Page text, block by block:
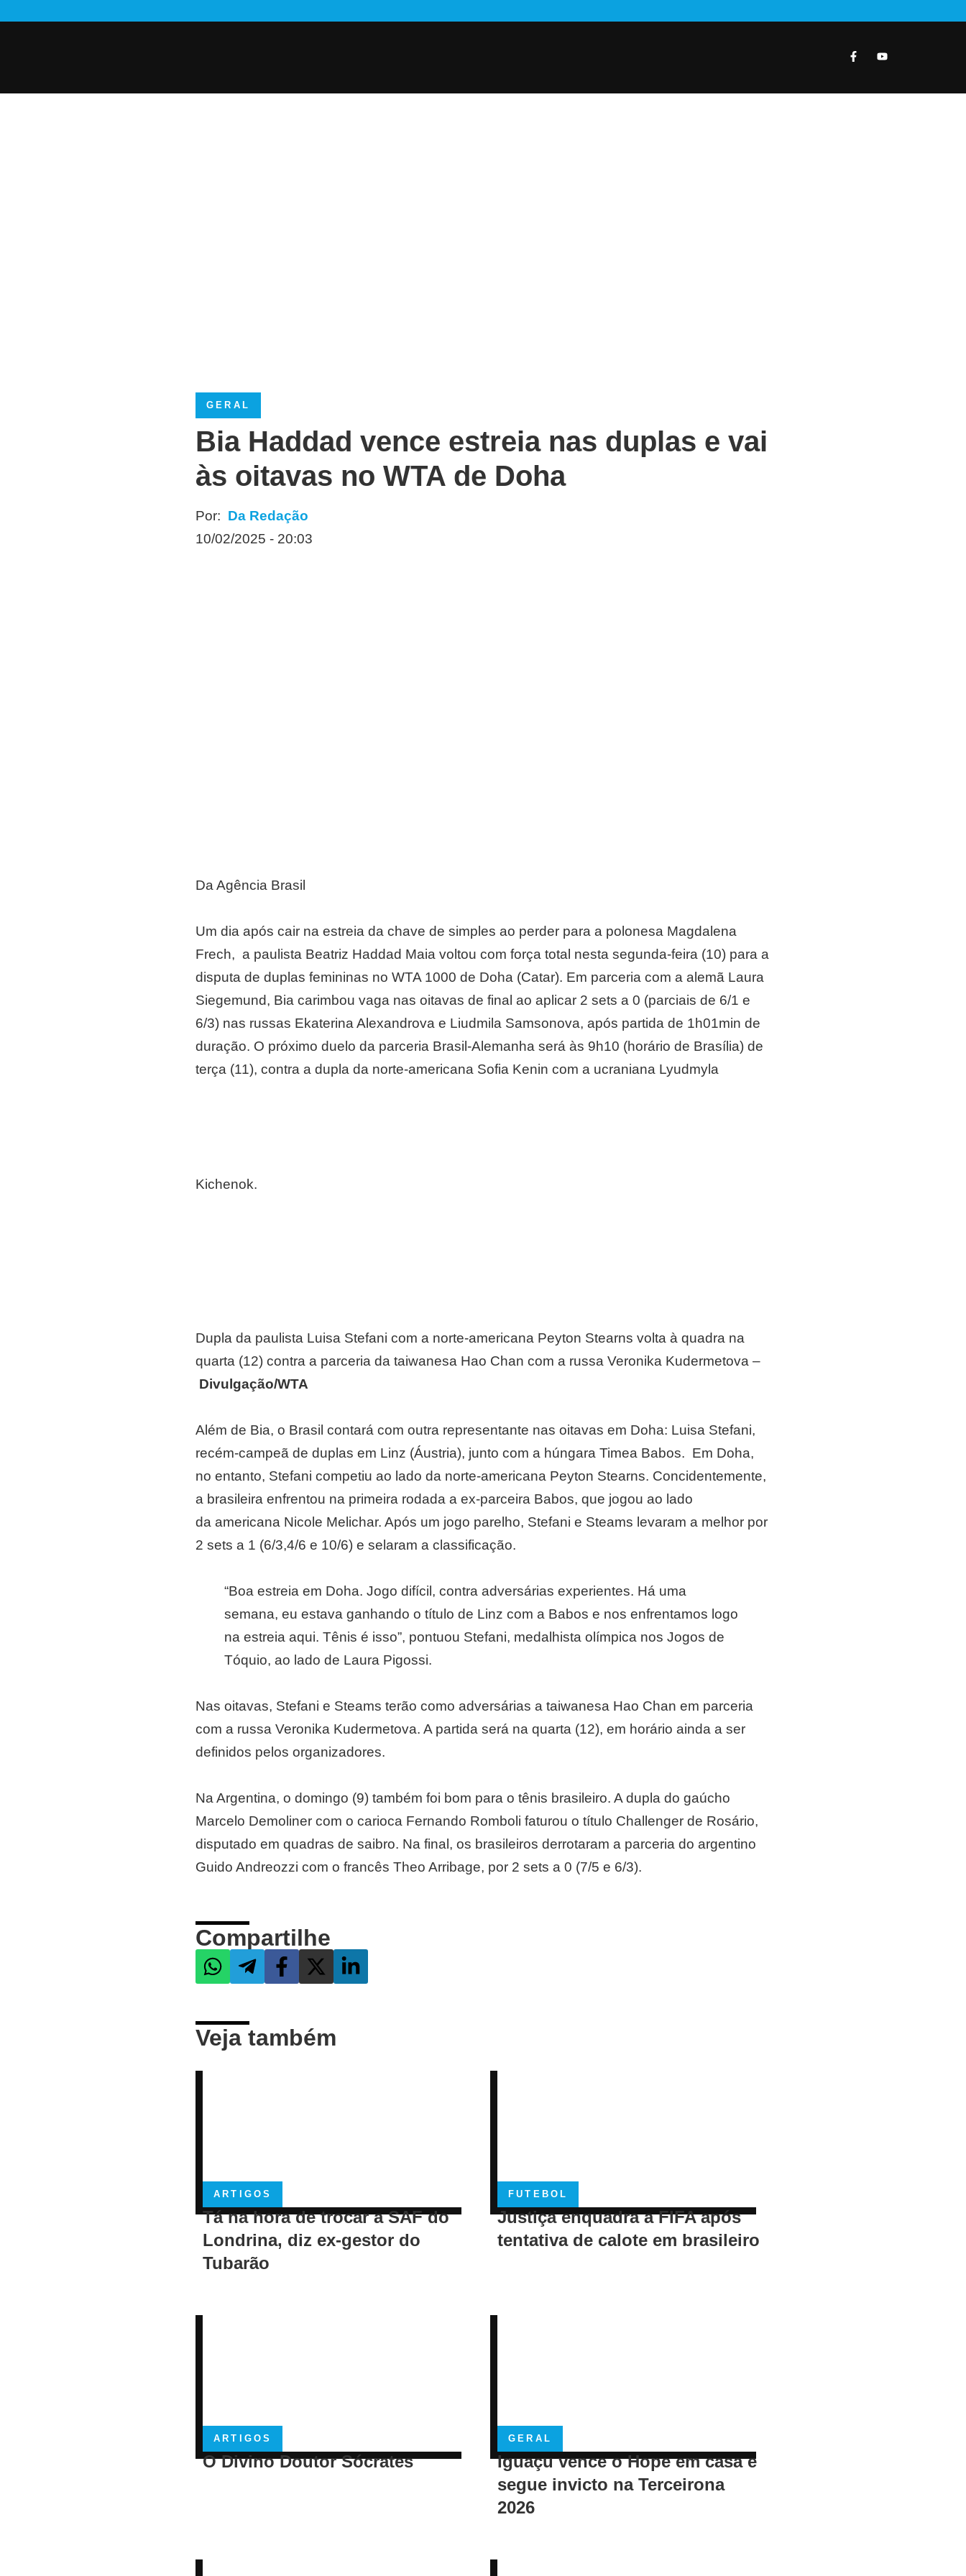
GERAL
Bia Haddad vence estreia nas duplas e vai
às oitavas no WTA de Doha
Por: Da Redação
10/02/2025 - 20:03
Da Agência Brasil
Um dia após cair na estreia da chave de simples ao perder para a polonesa Magdalena
Frech, a paulista Beatriz Haddad Maia voltou com força total nesta segunda-feira (10) para a
disputa de duplas femininas no WTA 1000 de Doha (Catar). Em parceria com a alemã Laura
Siegemund, Bia carimbou vaga nas oitavas de final ao aplicar 2 sets a 0 (parciais de 6/1 e
6/3) nas russas Ekaterina Alexandrova e Liudmila Samsonova, após partida de 1h01min de
duração. O próximo duelo da parceria Brasil-Alemanha será às 9h10 (horário de Brasília) de
terça (11), contra a dupla da norte-americana Sofia Kenin com a ucraniana Lyudmyla
Kichenok.
Dupla da paulista Luisa Stefani com a norte-americana Peyton Stearns volta à quadra na
quarta (12) contra a parceria da taiwanesa Hao Chan com a russa Veronika Kudermetova –
Divulgação/WTA
Além de Bia, o Brasil contará com outra representante nas oitavas em Doha: Luisa Stefani,
recém-campeã de duplas em Linz (Áustria), junto com a húngara Timea Babos. Em Doha,
no entanto, Stefani competiu ao lado da norte-americana Peyton Stearns. Concidentemente,
a brasileira enfrentou na primeira rodada a ex-parceira Babos, que jogou ao lado
da americana Nicole Melichar. Após um jogo parelho, Stefani e Steams levaram a melhor por
2 sets a 1 (6/3,4/6 e 10/6) e selaram a classificação.
“Boa estreia em Doha. Jogo difícil, contra adversárias experientes. Há uma
semana, eu estava ganhando o título de Linz com a Babos e nos enfrentamos logo
na estreia aqui. Tênis é isso”, pontuou Stefani, medalhista olímpica nos Jogos de
Tóquio, ao lado de Laura Pigossi.
Nas oitavas, Stefani e Steams terão como adversárias a taiwanesa Hao Chan em parceria
com a russa Veronika Kudermetova. A partida será na quarta (12), em horário ainda a ser
definidos pelos organizadores.
Na Argentina, o domingo (9) também foi bom para o tênis brasileiro. A dupla do gaúcho
Marcelo Demoliner com o carioca Fernando Romboli faturou o título Challenger de Rosário,
disputado em quadras de saibro. Na final, os brasileiros derrotaram a parceria do argentino
Guido Andreozzi com o francês Theo Arribage, por 2 sets a 0 (7/5 e 6/3).
Compartilhe
Veja também
ARTIGOS
Tá na hora de trocar a SAF do
Londrina, diz ex-gestor do
Tubarão
FUTEBOL
Justiça enquadra a FIFA após
tentativa de calote em brasileiro
ARTIGOS
O Divino Doutor Sócrates
GERAL
Iguaçu vence o Hope em casa e
segue invicto na Terceirona
2026